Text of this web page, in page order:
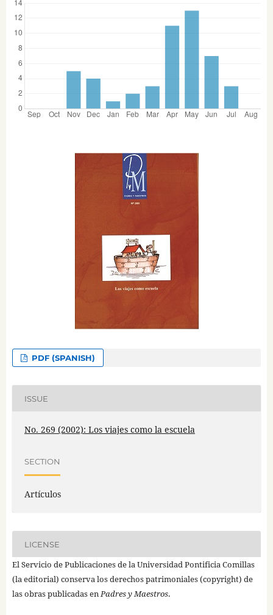
PDF (SPANISH)
ISSUE
No. 269 (2002): Los viajes como la escuela
SECTION
Artículos
LICENSE
El Servicio de Publicaciones de la Universidad Pontificia Comillas
(la editorial) conserva los derechos patrimoniales (copyright) de
las obras publicadas enPadres y Maestros.